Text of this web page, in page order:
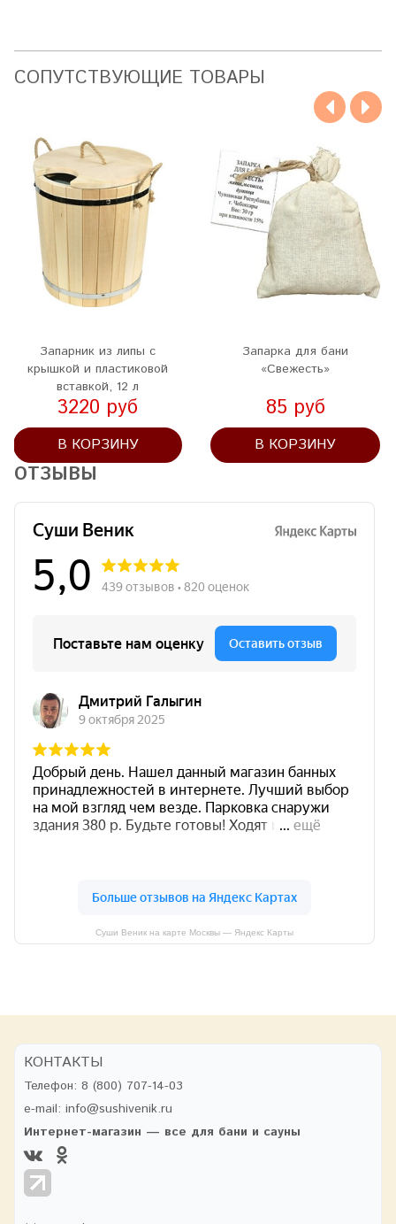
CОПУТСТВУЮЩИЕ ТОВАРЫ
Запарник из липы с
крышкой и пластиковой
вставкой, 12 л
3220 руб
В КОРЗИНУ
Запарка для бани
«Свежесть»
85 руб
В КОРЗИНУ
ОТЗЫВЫ
Суши Веник на карте Москвы — Яндекс Карты
КОНТАКТЫ
Телефон: 8 (800) 707-14-03
e-mail: info@sushivenik.ru
Интернет-магазин — все для бани и сауны